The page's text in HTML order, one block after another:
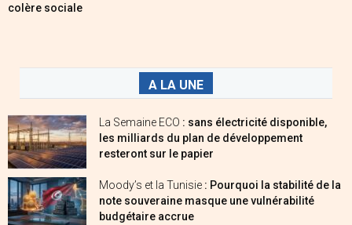
colère sociale
A LA UNE
La Semaine ECO : sans électricité disponible,
les milliards du plan de développement
resteront sur le papier
Moody’s et la Tunisie : Pourquoi la stabilité de la
note souveraine masque une vulnérabilité
budgétaire accrue